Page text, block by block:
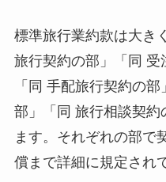
標準旅行業約款は大き
旅行契約の部」「同 受
「同 手配旅行契約の
部」「同 旅行相談契
ます。それぞれの部で
償まで詳細に規定され